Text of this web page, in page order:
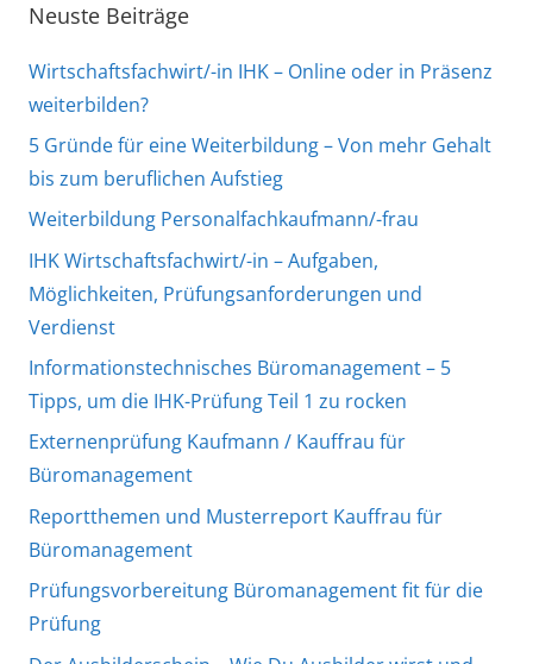
Neuste Beiträge
Wirtschaftsfachwirt/-in IHK – Online oder in Präsenz
weiterbilden?
5 Gründe für eine Weiterbildung – Von mehr Gehalt
bis zum beruflichen Aufstieg
Weiterbildung Personalfachkaufmann/-frau
IHK Wirtschaftsfachwirt/-in – Aufgaben,
Möglichkeiten, Prüfungsanforderungen und
Verdienst
Informationstechnisches Büromanagement – 5
Tipps, um die IHK-Prüfung Teil 1 zu rocken
Externenprüfung Kaufmann / Kauffrau für
Büromanagement
Reportthemen und Musterreport Kauffrau für
Büromanagement
Prüfungsvorbereitung Büromanagement fit für die
Prüfung